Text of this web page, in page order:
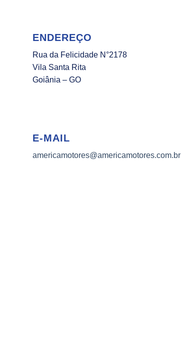
ENDEREÇO
Rua da Felicidade N°2178
Vila Santa Rita
Goiânia – GO
E-MAIL
americamotores@americamotores.com.br